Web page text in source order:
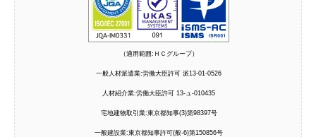
（適用範囲:ＨＣグループ）
一般人材派遣業:労働大臣許可 派13-01-0526
人材紹介業:労働大臣許可 13-ュ-010435
宅地建物取引業:東京都知事(3)第98397号
一般建設業:東京都知事許可(般-6)第150856号